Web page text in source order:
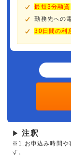
最短3分融資
勤務先への
30日間の利
▶ 注釈
※1.お申込み時間や
す。